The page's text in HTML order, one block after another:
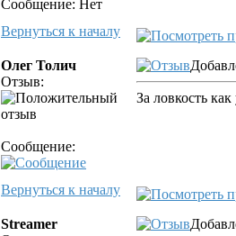
Сообщение: Нет
Вернуться к началу
Олег Толич
Отзыв:
Сообщение:
За ловкость
Вернуться к началу
Streamer